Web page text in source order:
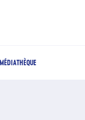
MÉDIATHÈQUE